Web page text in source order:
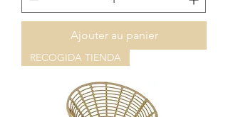
Ajouter au panier
RECOGIDA TIENDA